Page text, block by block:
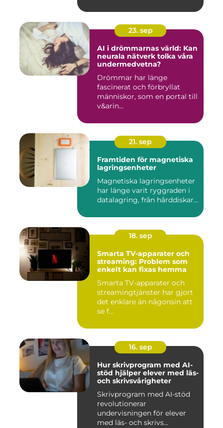
23. sep
AI i drömmarnas värld: Kan
neurala nätverk tolka våra
undermedvetna?
Drömmar har länge
fascinerat och förbryllat
människor, som en portal till
v&arin...
21. sep
Framtiden för magnetiska
lagringsenheter
Magnetiska lagringsenheter
har länge varit ryggraden i
datalagring, från hårddiskar...
18. sep
Smarta TV-apparater och
streaming: Problem som
enkelt kan fixas hemma
Smarta TV-apparater och
streamingtjänster har gjort
det enklare än någonsin att
se f...
16. sep
Hur skrivprogram med AI-
stöd hjälper elever med läs-
och skrivsvårigheter
Skrivprogram med AI-stöd
revolutionerar
undervisningen för elever
med läs- och skrivs...